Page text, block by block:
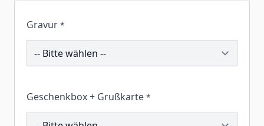
Gravur *
194853
Geschenkbox + Grußkarte *
259067